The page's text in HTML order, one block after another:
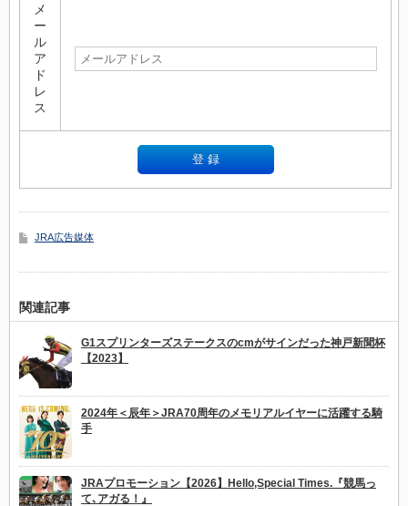
メ
ー
ル
ア
ド
レ
ス
JRA広告媒体
関連記事
G1スプリンターズステークスのcmがサインだった神戸新聞杯
【2023】
2024年＜辰年＞JRA70周年のメモリアルイヤーに活躍する騎
手
JRAプロモーション【2026】Hello,Special Times.『競馬っ
て､アガる！』